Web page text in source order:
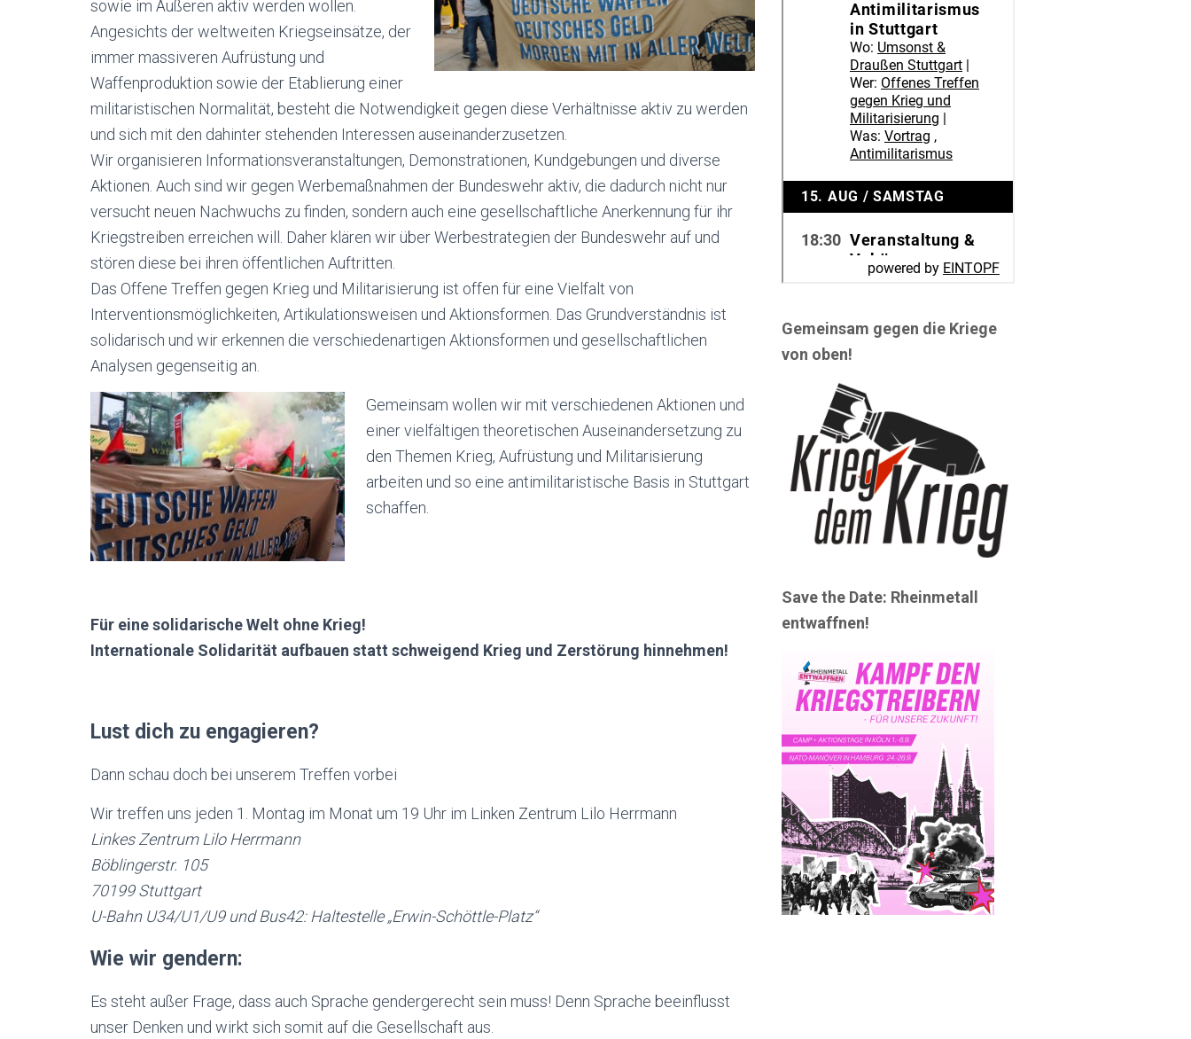
sowie im Äußeren aktiv werden wollen.
Angesichts der weltweiten Kriegseinsätze, der
immer massiveren Aufrüstung und
Waffenproduktion sowie der Etablierung einer
militaristischen Normalität, besteht die Notwendigkeit gegen diese Verhältnisse aktiv zu werden
und sich mit den dahinter stehenden Interessen auseinanderzusetzen.
Wir organisieren Informationsveranstaltungen, Demonstrationen, Kundgebungen und diverse
Aktionen. Auch sind wir gegen Werbemaßnahmen der Bundeswehr aktiv, die dadurch nicht nur
versucht neuen Nachwuchs zu finden, sondern auch eine gesellschaftliche Anerkennung für ihr
Kriegstreiben erreichen will. Daher klären wir über Werbestrategien der Bundeswehr auf und
stören diese bei ihren öffentlichen Auftritten.
Das Offene Treffen gegen Krieg und Militarisierung ist offen für eine Vielfalt von
Interventionsmöglichkeiten, Artikulationsweisen und Aktionsformen. Das Grundverständnis ist
solidarisch und wir erkennen die verschiedenartigen Aktionsformen und gesellschaftlichen
Analysen gegenseitig an.
Gemeinsam wollen wir mit verschiedenen Aktionen und
einer vielfältigen theoretischen Auseinandersetzung zu
den Themen Krieg, Aufrüstung und Militarisierung
arbeiten und so eine antimilitaristische Basis in Stuttgart
schaffen.
Für eine solidarische Welt ohne Krieg!
Internationale Solidarität aufbauen statt schweigend Krieg und Zerstörung hinnehmen!
Lust dich zu engagieren?
Dann schau doch bei unserem Treffen vorbei
Wir treffen uns jeden 1. Montag im Monat um 19 Uhr im Linken Zentrum Lilo Herrmann
Linkes Zentrum Lilo Herrmann
Böblingerstr. 105
70199 Stuttgart
U-Bahn U34/U1/U9 und Bus42: Haltestelle „Erwin-Schöttle-Platz“
Wie wir gendern:
Es steht außer Frage, dass auch Sprache gendergerecht sein muss! Denn Sprache beeinflusst
unser Denken und wirkt sich somit auf die Gesellschaft aus.
Gemeinsam gegen die Kriege
von oben!
Save the Date: Rheinmetall
entwaffnen!